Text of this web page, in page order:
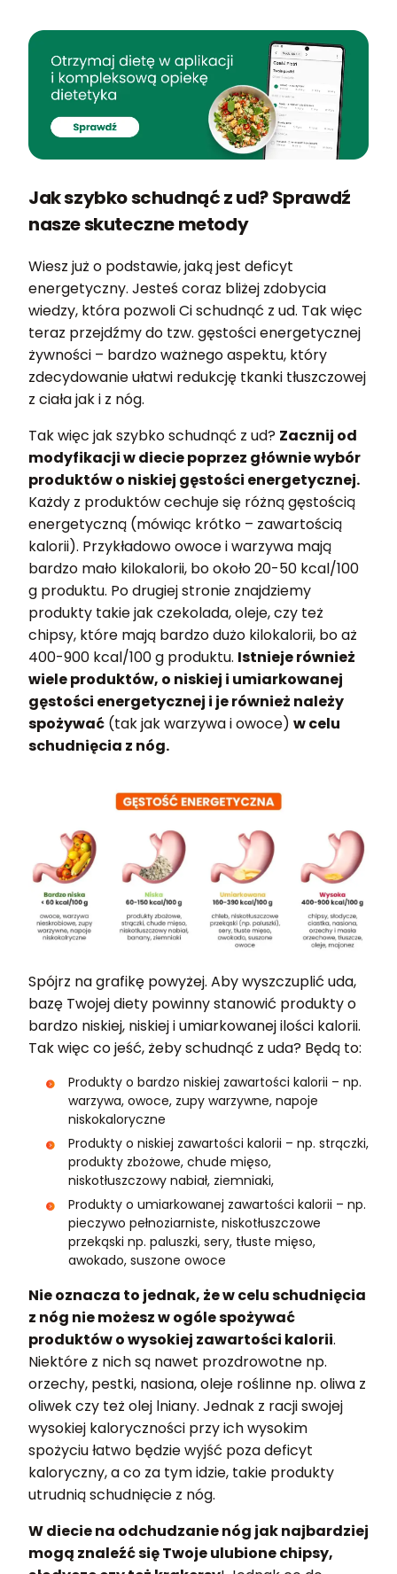
Jak szybko schudnąć z ud? Sprawdź
nasze skuteczne metody
Wiesz już o podstawie, jaką jest deficyt
energetyczny. Jesteś coraz bliżej zdobycia
wiedzy, która pozwoli Ci schudnąć z ud. Tak więc
teraz przejdźmy do tzw. gęstości energetycznej
żywności – bardzo ważnego aspektu, który
zdecydowanie ułatwi redukcję tkanki tłuszczowej
z ciała jak i z nóg.
Tak więc jak szybko schudnąć z ud? Zacznij od
modyfikacji w diecie poprzez głównie wybór
produktów o niskiej gęstości energetycznej.
Każdy z produktów cechuje się różną gęstością
energetyczną (mówiąc krótko – zawartością
kalorii). Przykładowo owoce i warzywa mają
bardzo mało kilokalorii, bo około 20-50 kcal/100
g produktu. Po drugiej stronie znajdziemy
produkty takie jak czekolada, oleje, czy też
chipsy, które mają bardzo dużo kilokalorii, bo aż
400-900 kcal/100 g produktu. Istnieje również
wiele produktów, o niskiej i umiarkowanej
gęstości energetycznej i je również należy
spożywać (tak jak warzywa i owoce) w celu
schudnięcia z nóg.
Spójrz na grafikę powyżej. Aby wyszczuplić uda,
bazę Twojej diety powinny stanowić produkty o
bardzo niskiej, niskiej i umiarkowanej ilości kalorii.
Tak więc co jeść, żeby schudnąć z uda? Będą to:
Produkty o bardzo niskiej zawartości kalorii – np.
warzywa, owoce, zupy warzywne, napoje
niskokaloryczne
Produkty o niskiej zawartości kalorii – np. strączki,
produkty zbożowe, chude mięso,
niskotłuszczowy nabiał, ziemniaki,
Produkty o umiarkowanej zawartości kalorii – np.
pieczywo pełnoziarniste, niskotłuszczowe
przekąski np. paluszki, sery, tłuste mięso,
awokado, suszone owoce
Nie oznacza to jednak, że w celu schudnięcia
z nóg nie możesz w ogóle spożywać
produktów o wysokiej zawartości kalorii.
Niektóre z nich są nawet prozdrowotne np.
orzechy, pestki, nasiona, oleje roślinne np. oliwa z
oliwek czy też olej lniany. Jednak z racji swojej
wysokiej kaloryczności przy ich wysokim
spożyciu łatwo będzie wyjść poza deficyt
kaloryczny, a co za tym idzie, takie produkty
utrudnią schudnięcie z nóg.
W diecie na odchudzanie nóg jak najbardziej
mogą znaleźć się Twoje ulubione chipsy,